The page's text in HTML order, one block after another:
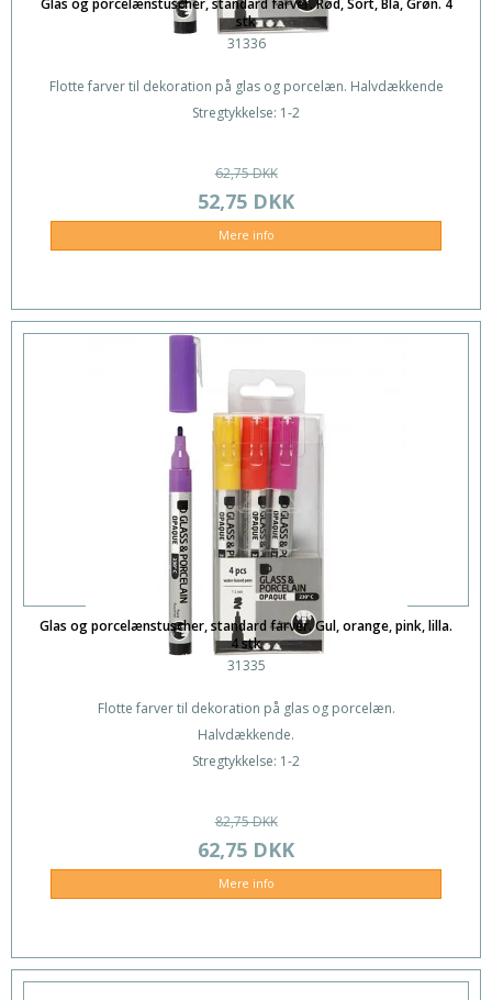
stk
31336
Flotte farver til dekoration på glas og porcelæn. Halvdækkende
Stregtykkelse: 1-2
62,75 DKK
52,75 DKK
Mere info
Glas og porcelænstuscher, standard farver. Gul, orange, pink, lilla.
4 stk
31335
Flotte farver til dekoration på glas og porcelæn.
Halvdækkende.
Stregtykkelse: 1-2
82,75 DKK
62,75 DKK
Mere info